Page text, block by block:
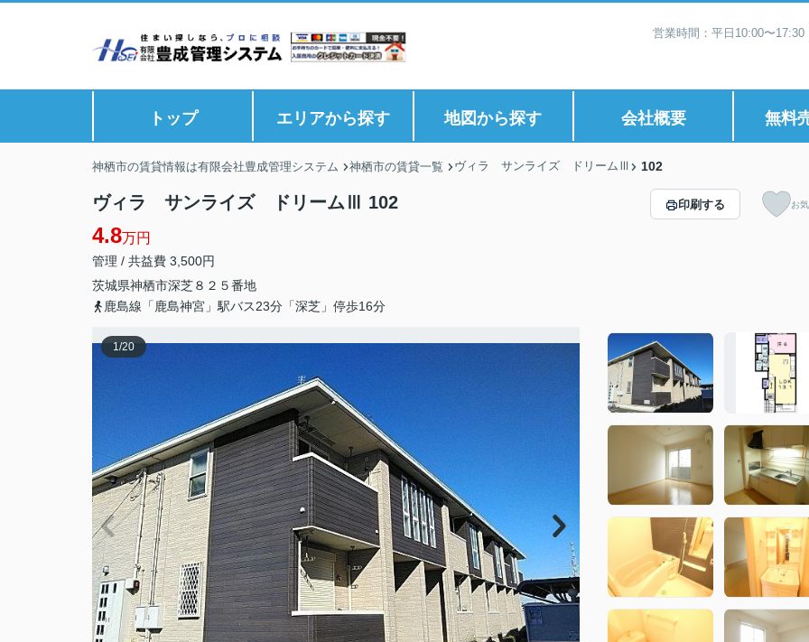
営業時間：平日10:00〜
トップ エリアから探す 地図から探す 会社概要 無料
神栖市の賃貸情報は有限会社豊成管理システム 神栖市の賃貸一覧 ヴィラ サンライズ ドリームⅢ 102
ヴィラ サンライズ ドリームⅢ 102
4.8万円
管理 / 共益費 3,500円
茨城県神栖市深芝８２５番地
鹿島線「鹿島神宮」駅バス23分「深芝」停歩16分
印刷する お
1/20